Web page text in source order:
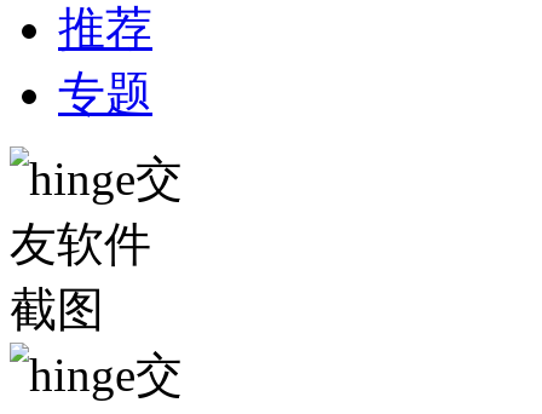
推荐
专题